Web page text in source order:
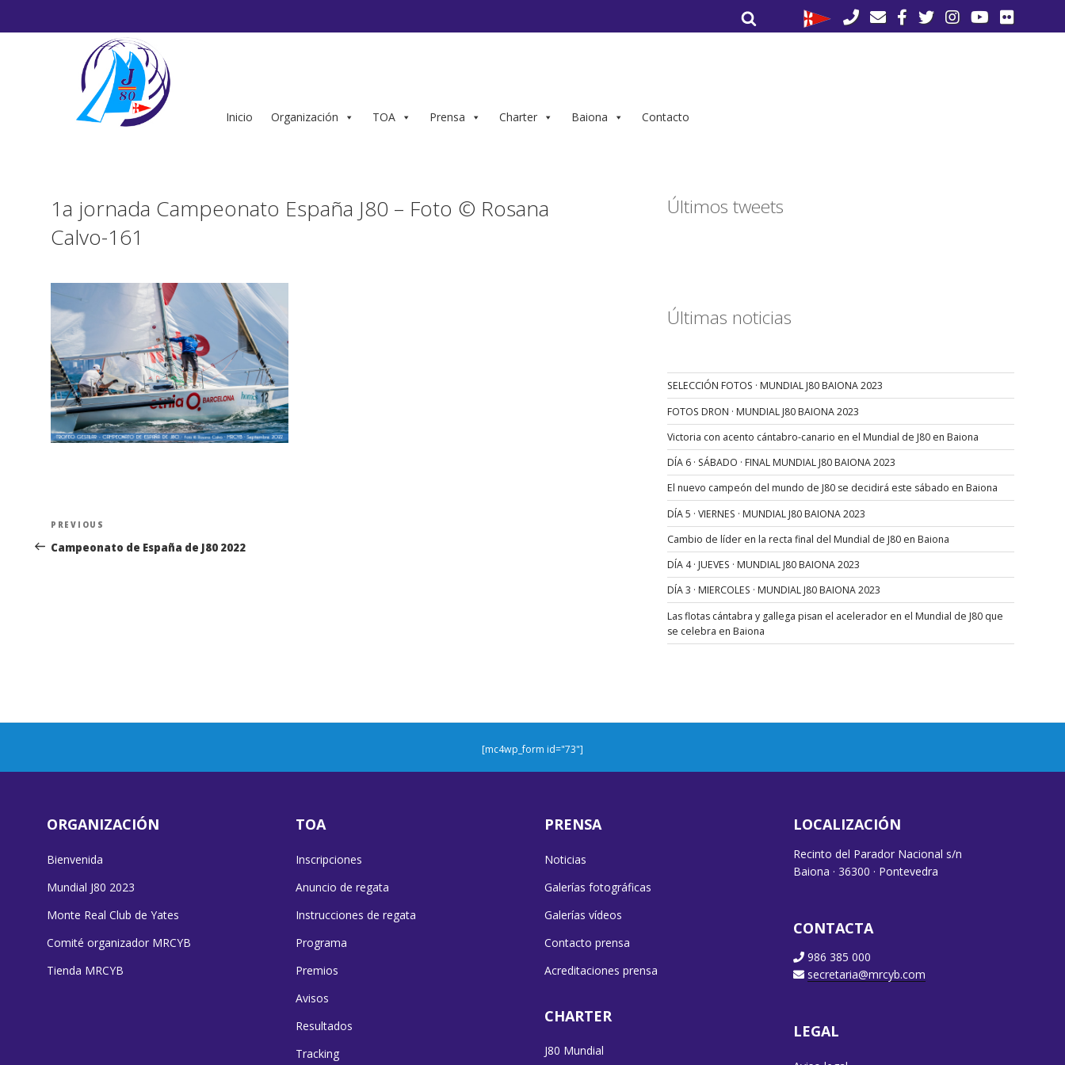
por:
Inicio Organización TOA Prensa Charter Baiona Contacto
1a jornada Campeonato España J80 – Foto © Rosana
Calvo-161
Navegación
de
Previous
Post
PREVIOUS
Campeonato de España de J80 2022
Últimos tweets
Últimas noticias
SELECCIÓN FOTOS · MUNDIAL J80 BAIONA 2023
FOTOS DRON · MUNDIAL J80 BAIONA 2023
Victoria con acento cántabro-canario en el Mundial de J80 en Baiona
DÍA 6 · SÁBADO · FINAL MUNDIAL J80 BAIONA 2023
El nuevo campeón del mundo de J80 se decidirá este sábado en Baiona
DÍA 5 · VIERNES · MUNDIAL J80 BAIONA 2023
Cambio de líder en la recta final del Mundial de J80 en Baiona
DÍA 4 · JUEVES · MUNDIAL J80 BAIONA 2023
DÍA 3 · MIERCOLES · MUNDIAL J80 BAIONA 2023
Las flotas cántabra y gallega pisan el acelerador en el Mundial de J80 que
se celebra en Baiona
[mc4wp_form id="73"]
ORGANIZACIÓN
Bienvenida
Mundial J80 2023
Monte Real Club de Yates
Comité organizador MRCYB
Tienda MRCYB
TOA
Inscripciones
Anuncio de regata
Instrucciones de regata
Programa
Premios
Avisos
Resultados
Tracking
PRENSA
Noticias
Galerías fotográficas
Galerías vídeos
Contacto prensa
Acreditaciones prensa
CHARTER
J80 Mundial
LOCALIZACIÓN
Recinto del Parador Nacional s/n
Baiona · 36300 · Pontevedra
CONTACTA
986 385 000
secretaria@mrcyb.com
LEGAL